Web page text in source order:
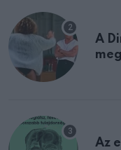
A
Az